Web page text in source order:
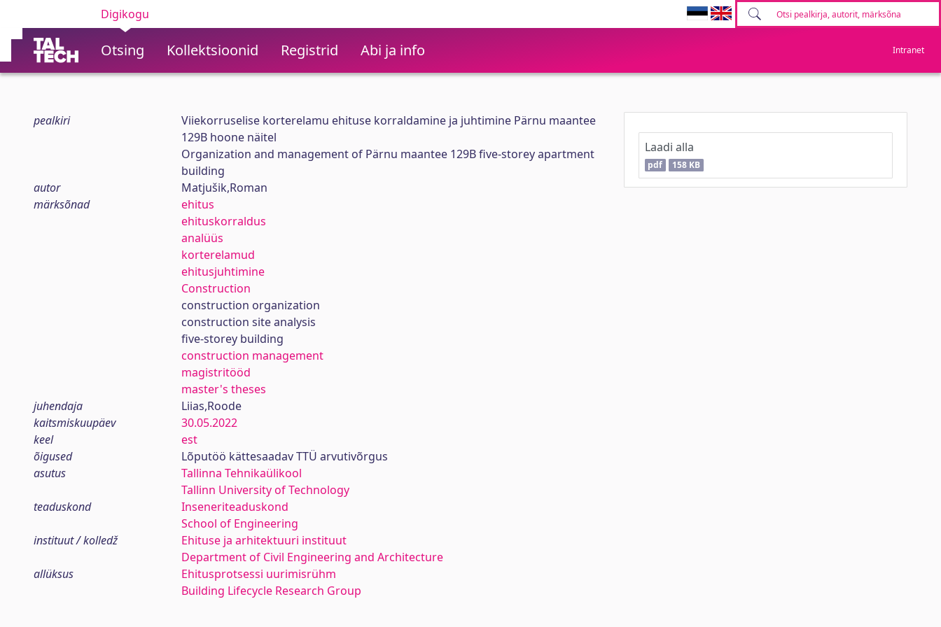
Digikogu
Otsing Kollektsioonid Registrid Abi ja info Intranet
pealkiri
Viiekorruselise korterelamu ehituse korraldamine ja juhtimine Pärnu maantee
129B hoone näitel
Organization and management of Pärnu maantee 129B five-storey apartment
building
autor
Matjušik,Roman
märksõnad
ehitus
ehituskorraldus
analüüs
korterelamud
ehitusjuhtimine
Construction
construction organization
construction site analysis
five-storey building
construction management
magistritööd
master's theses
juhendaja
Liias,Roode
kaitsmiskuupäev
30.05.2022
keel
est
õigused
Lõputöö kättesaadav TTÜ arvutivõrgus
asutus
Tallinna Tehnikaülikool
Tallinn University of Technology
teaduskond
Inseneriteaduskond
School of Engineering
instituut / kolledž
Ehituse ja arhitektuuri instituut
Department of Civil Engineering and Architecture
allüksus
Ehitusprotsessi uurimisrühm
Building Lifecycle Research Group
Laadi alla
pdf 158 KB